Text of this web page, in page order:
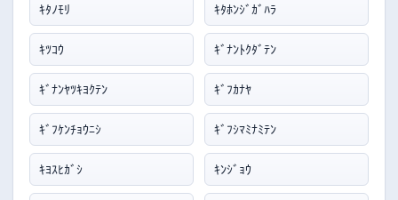
ｷﾀﾉﾓﾘ ｷﾀﾎﾝｼﾞｶﾞﾊﾗ
ｷﾂｺｳ ｷﾞﾅﾝﾄｸﾀﾞﾃﾝ
ｷﾞﾅﾝﾔﾂｷﾖｸﾃﾝ ｷﾞﾌｶﾅﾔ
ｷﾞﾌｹﾝﾁｮｳﾆｼ ｷﾞﾌｼﾏﾐﾅﾐﾃﾝ
ｷﾖｽﾋｶﾞｼ ｷﾝｼﾞｮｳ